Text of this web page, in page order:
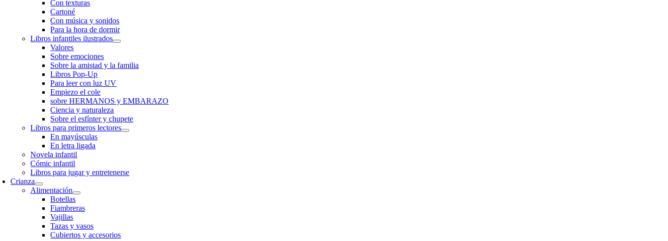
Con texturas
Cartoné
Con música y sonidos
Para la hora de dormir
Libros infantiles ilustrados
Valores
Sobre emociones
Sobre la amistad y la familia
Libros Pop-Up
Para leer con luz UV
Empiezo el cole
sobre HERMANOS y EMBARAZO
Ciencia y naturaleza
Sobre el esfínter y chupete
Libros para primeros lectores
En mayúsculas
En letra ligada
Novela infantil
Cómic infantil
Libros para jugar y entretenerse
Crianza
Alimentación
Botellas
Fiambreras
Vajillas
Tazas y vasos
Cubiertos y accesorios